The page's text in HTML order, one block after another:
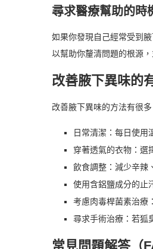
尋求醫療幫助的時
如果你發現自己經常受到
以幫助你釐清問題的根源
改善腋下異味的
改善腋下異味的方法有很
日常清潔：每日使用
穿著透氣的衣物：選
飲食調整：減少辛辣
使用含鋁鹽成分的止
考慮肉毒桿菌素治療
尋求手術治療：若狐
常見問題解答（